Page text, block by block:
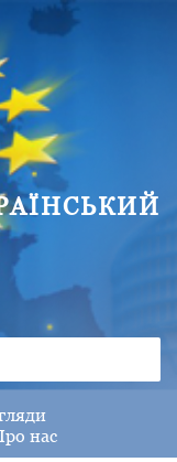
нас